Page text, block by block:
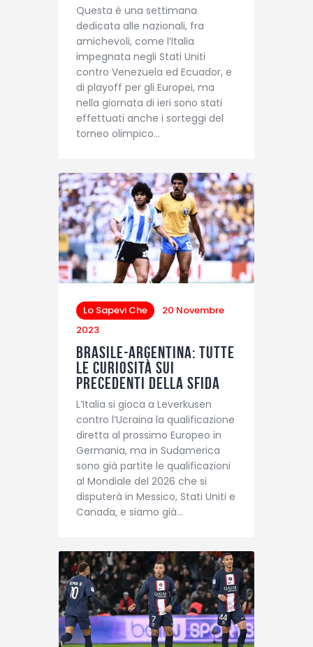
Questa è una settimana
dedicata alle nazionali, fra
amichevoli, come l’Italia
impegnata negli Stati Uniti
contro Venezuela ed Ecuador, e
di playoff per gli Europei, ma
nella giornata di ieri sono stati
effettuati anche i sorteggi del
torneo olimpico…
Lo Sapevi Che
20 Novembre
2023
Brasile-Argentina: tutte
le curiosità sui
precedenti della sfida
L’Italia si gioca a Leverkusen
contro l’Ucraina la qualificazione
diretta al prossimo Europeo in
Germania, ma in Sudamerica
sono già partite le qualificazioni
al Mondiale del 2026 che si
disputerà in Messico, Stati Uniti e
Canada, e siamo già…